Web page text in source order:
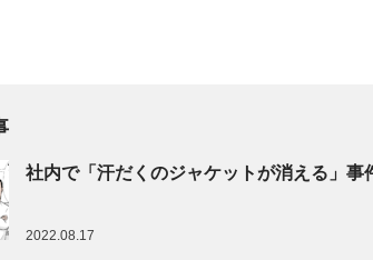
社内で「汗だくのジャケットが消える」事
2022.08.17